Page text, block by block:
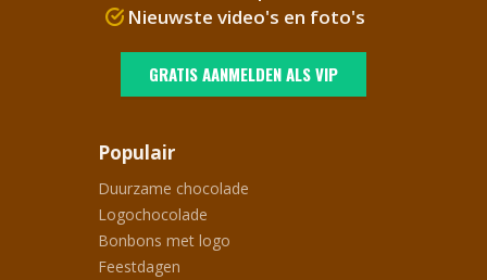
Nieuwste video's en foto's
GRATIS AANMELDEN ALS VIP
Populair
Duurzame chocolade
Logochocolade
Bonbons met logo
Feestdagen